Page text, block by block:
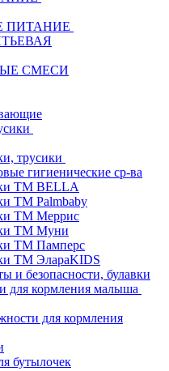
ПИТАНИЕ
СМЕСИ
трусики
гигиенические ср-ва
ТМ BELLA
ТМ Palmbaby
ТМ Меррис
ТМ Муни
ТМ Памперс
ТМ ЭлараKIDS
и безопасности, булавки
для кормления малыша
для кормления
бутылочек